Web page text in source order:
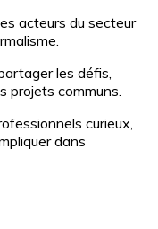
acteurs du secteur
les défis,
projets communs.
curieux,
dans